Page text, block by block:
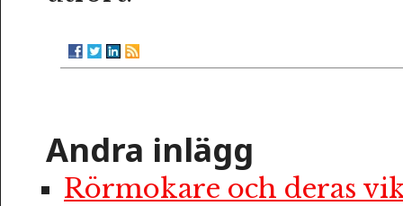
Andra inlägg
Rörmokare och deras